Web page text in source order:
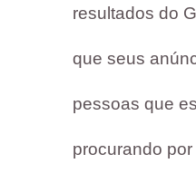
resultados do
que seus
pessoas que
procurando